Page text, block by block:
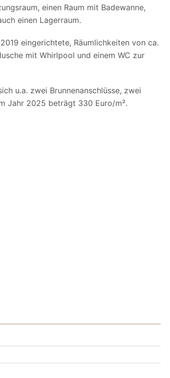
einen Raum mit Badewanne,
einen Lagerraum.
eingerichtete, Räumlichkeiten von ca.
mit Whirlpool und einem WC zur
u.a. zwei Brunnenanschlüsse, zwei
Jahr 2025 beträgt 330 Euro/m².